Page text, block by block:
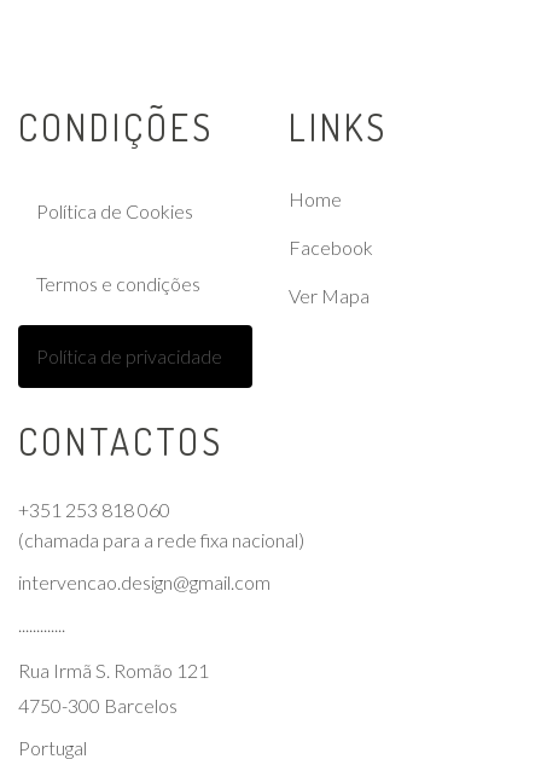
CONDIÇÕES
Política de Cookies
Termos e condições
Política de privacidade
LINKS
Home
Facebook
Ver Mapa
CONTACTOS
+351 253 818 060
(chamada para a rede fixa nacional)
intervencao.design@gmail.com
.............
Rua Irmã S. Romão 121
4750-300 Barcelos
Portugal